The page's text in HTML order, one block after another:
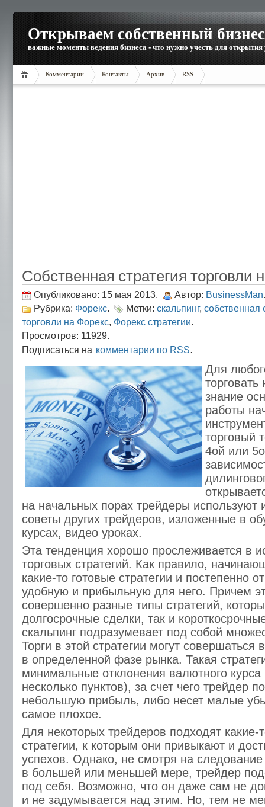
Открываем собственный бизнес
важные моменты ведения бизнеса - что нужно учесть для открытия
Комментарии Контакты Архив RSS
Собственная стратегия торговли
Опубликовано: 15 мая 2013. Автор: BusinessMan.
Рубрика: Форекс. Метки: скальпинг, собственная
торговли на Форекс, Форекс стратегии.
Просмотров: 11929.
Подписаться на комментарии по RSS.
Для
знание
работы
торговый
4ой или
на начальных порах трейдеры используют
советы других трейдеров, изложенные в
курсах, видео уроках.
Эта тенденция хорошо прослеживается в
торговых стратегий. Как правило,
какие-то готовые стратегии и постепенно
удобную и прибыльную для него. Причем
совершенно разные типы стратегий,
долгосрочные сделки, так и
скальпинг подразумевает под собой
Торги в этой стратегии могут совершаться
в определенной фазе рынка. Такая
минимальные отклонения валютного курса
несколько пунктов), за счет чего трейдер
небольшую прибыль, либо несет малые
самое плохое.
Для некоторых трейдеров подходят какие-
стратегии, к которым они привыкают и
успехов. Однако, не смотря на следование
в большей или меньшей мере, трейдер
под себя. Возможно, что он даже сам не
и не задумывается над этим. Но, тем не